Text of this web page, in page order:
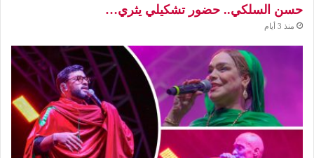
حسن السلكي.. حضور تشكيلي يثري…
منذ 3 أيام